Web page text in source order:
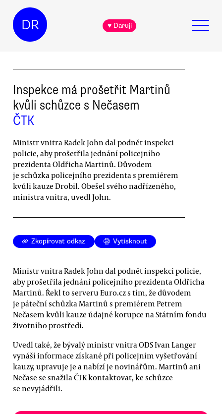
DR ♥ Daruji
Inspekce má prošetřit Martinů
kvůli schůzce s Nečasem
ČTK
Ministr vnitra Radek John dal podnět inspekci
policie, aby prošetřila jednání policejního
prezidenta Oldřicha Martinů. Důvodem
je schůzka policejního prezidenta s premiérem
kvůli kauze Drobil. Obešel svého nadřízeného,
ministra vnitra, uvedl John.
Zkopírovat odkaz Vytisknout
Ministr vnitra Radek John dal podnět inspekci policie,
aby prošetřila jednání policejního prezidenta Oldřicha
Martinů. Řekl to serveru Euro.cz s tím, že důvodem
je páteční schůzka Martinů s premiérem Petrem
Nečasem kvůli kauze údajné korupce na Státním fondu
životního prostředí.
Uvedl také, že bývalý ministr vnitra ODS Ivan Langer
vynáší informace získané při policejním vyšetřování
kauzy, upravuje je a nabízí je novinářům. Martinů ani
Nečase se snažila ČTK kontaktovat, ke schůzce
se nevyjádřili.